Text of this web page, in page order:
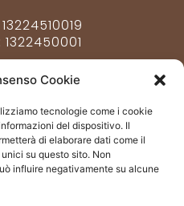
Cookie
tecnologie come i cookie
del dispositivo. Il
di elaborare dati come il
su questo sito. Non
influire negativamente su alcune
13224510019
1322450001
CON NOI
Scarnafigi (CN) – Italy
26 89 882